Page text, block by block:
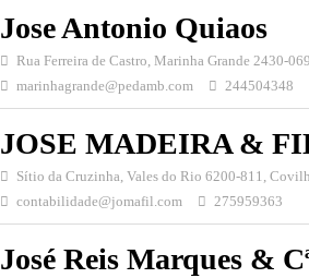
Jose Antonio Quiaos
Rua Ferreira de Castro, Marinha Grande 2430-
marinhagrande@pedamb.com
244504348
JOSE MADEIRA &
Sítio da Cruzinha, Vales do Rio 6200-811,
contabilidade@jomafil.com
275959363
José Reis Marques &